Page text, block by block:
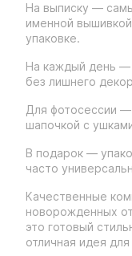
На выписку —
именной
упаковке.
На каждый день —
без лишнего
Для фотосессии —
шапочкой с
В подарок —
часто
Качественные
новорожденных
это готовый
отличная идея